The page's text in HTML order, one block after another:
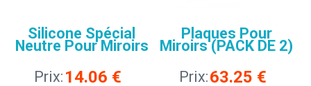
Silicone Spécial
Neutre Pour Miroirs
Prix: 14.06 €
Plaques Pour
Miroirs (PACK DE 2)
Prix:63.25 €